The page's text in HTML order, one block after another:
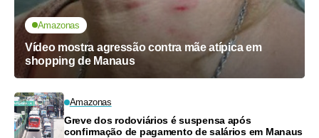
Amazonas
Vídeo mostra agressão contra mãe atípica em
shopping de Manaus
Amazonas
Greve dos rodoviários é suspensa após
confirmação de pagamento de salários em Manaus